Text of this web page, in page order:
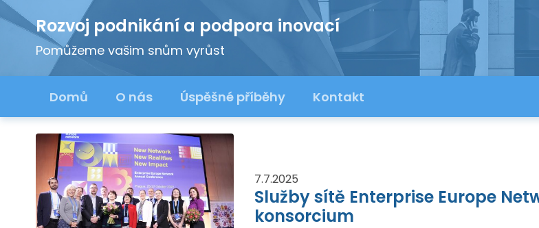
Rozvoj podnikání a podpora inovací
Pomůžeme vašim snům vyrůst
Domů O nás Úspěšné příběhy Kontakt
7.7.2025
Služby sítě Enterprise Europe
konsorcium